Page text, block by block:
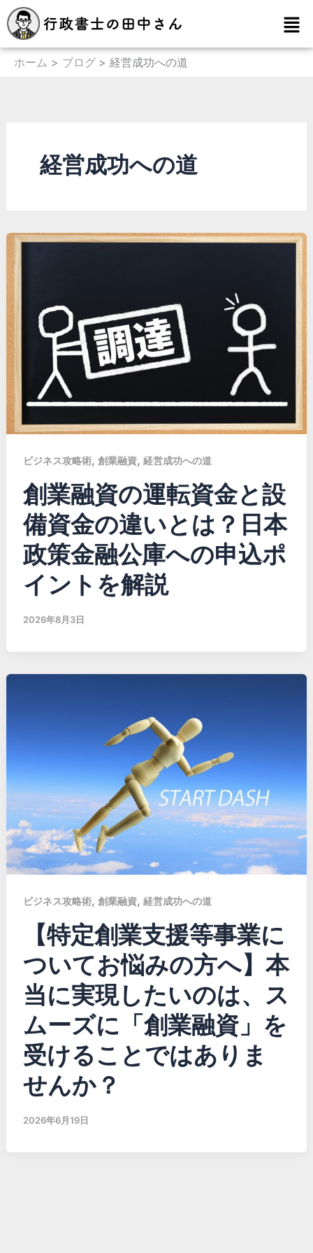
容
を
メ
ニ
ュ
ホーム ブログ 経営成功への道
経営成功への道
ビジネス攻略術, 創業融資, 経営成功への道
創業融資の運転資金と設
備資金の違いとは？日本
政策金融公庫への申込ポ
イントを解説
2026年8月3日
ビジネス攻略術, 創業融資, 経営成功への道
【特定創業支援等事業に
ついてお悩みの方へ】本
当に実現したいのは、ス
ムーズに「創業融資」を
受けることではありま
せんか？
2026年6月19日